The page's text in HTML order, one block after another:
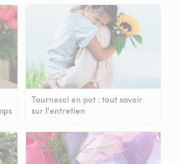
Tournesol en pot : tout savoir
sur l'entretien